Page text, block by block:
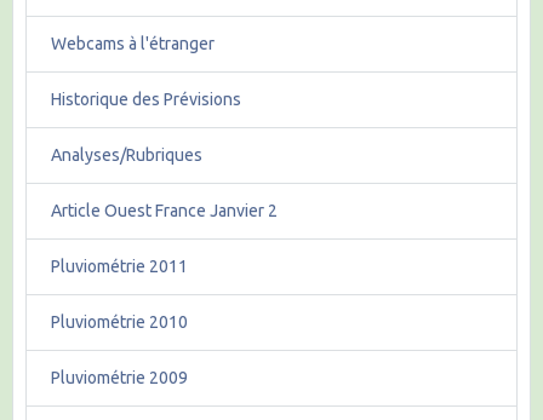
Webcams à l'étranger
Historique des Prévisions
Analyses/Rubriques
Article Ouest France Janvier 2
Pluviométrie 2011
Pluviométrie 2010
Pluviométrie 2009